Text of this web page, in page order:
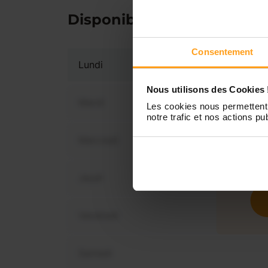
Consentement
Nous utilisons des Cookies
Les cookies nous
notre trafic et nos actions
Disponibilités
Lundi